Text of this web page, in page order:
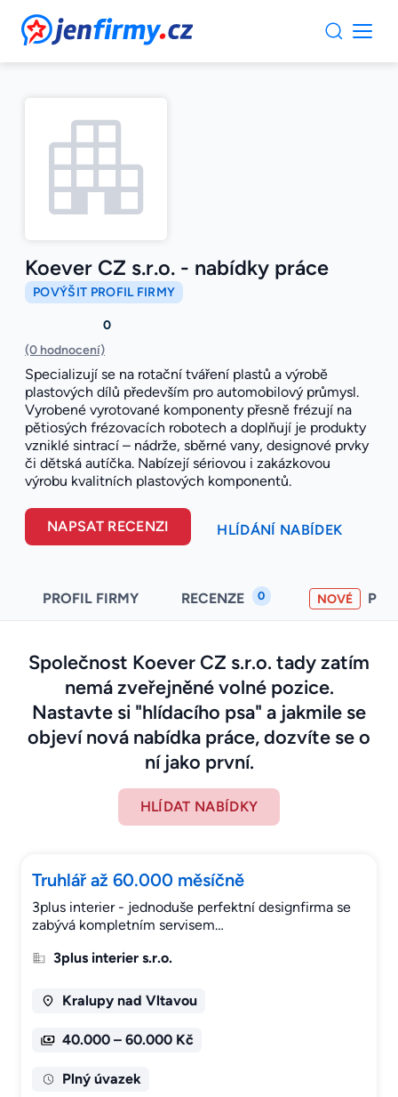
JenFirmy.cz
Koever CZ s.r.o. - nabídky práce
POVÝŠIT PROFIL FIRMY
0
(0 hodnocení)
Specializují se na rotační tváření plastů a výrobě
plastových dílů především pro automobilový průmysl.
Vyrobené vyrotované komponenty přesně frézují na
pětiosých frézovacích robotech a doplňují je produkty
vzniklé sintrací – nádrže, sběrné vany, designové prvky
či dětská autíčka. Nabízejí sériovou i zakázkovou
výrobu kvalitních plastových komponentů.
NAPSAT RECENZI HLÍDÁNÍ NABÍDEK
PROFIL FIRMY RECENZE 0 NOVÉ
Společnost Koever CZ s.r.o. tady zatím
nemá zveřejněné volné pozice.
Nastavte si "hlídacího psa" a jakmile se
objeví nová nabídka práce, dozvíte se o
ní jako první.
HLÍDAT NABÍDKY
Truhlář až 60.000 měsíčně
3plus interier - jednoduše perfektní designfirma se
zabývá kompletním servisem…
3plus interier s.r.o.
Kralupy nad Vltavou
40.000 – 60.000 Kč
Plný úvazek